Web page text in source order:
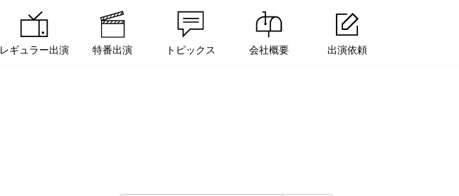
レギュラー出演 特番出演 トピックス 会社概要 出演依頼